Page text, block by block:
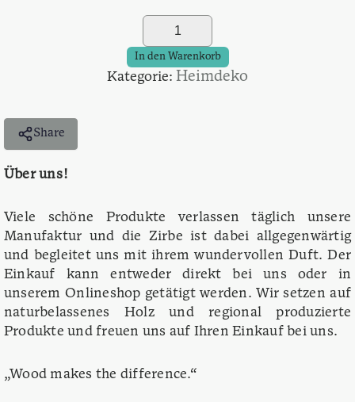
Aromawürfel
Gute
Nacht
In den Warenkorb
Kategorie: Heimdeko
Share
Über uns!
Viele schöne Produkte verlassen täglich unsere
Manufaktur und die Zirbe ist dabei allgegenwärtig
und begleitet uns mit ihrem wundervollen Duft. Der
Einkauf kann entweder direkt bei uns oder in
unserem Onlineshop getätigt werden. Wir setzen auf
naturbelassenes Holz und regional produzierte
Produkte und freuen uns auf Ihren Einkauf bei uns.
„Wood makes the difference.“